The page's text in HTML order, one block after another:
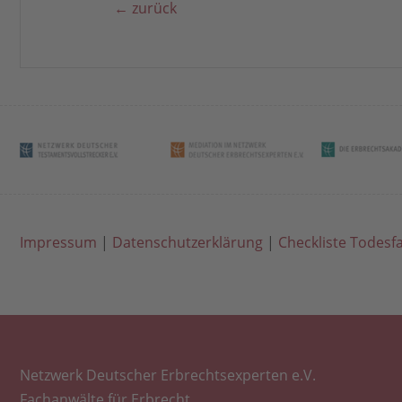
← zurück
Impressum | Datenschutzerklärung | Checkliste
Netzwerk Deutscher Erbrechtsexperten e.V.